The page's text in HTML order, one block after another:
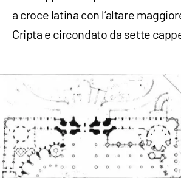
a croce latina con l’altare
Cripta e circondato da sette